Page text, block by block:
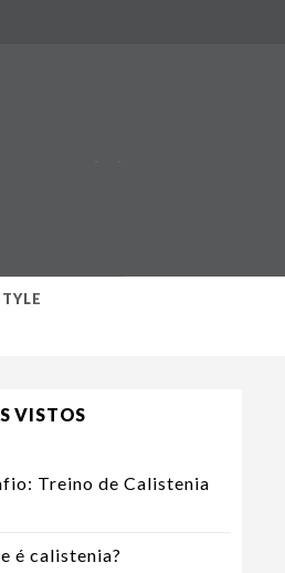
VISTOS
Treino de Calistenia
é calistenia?